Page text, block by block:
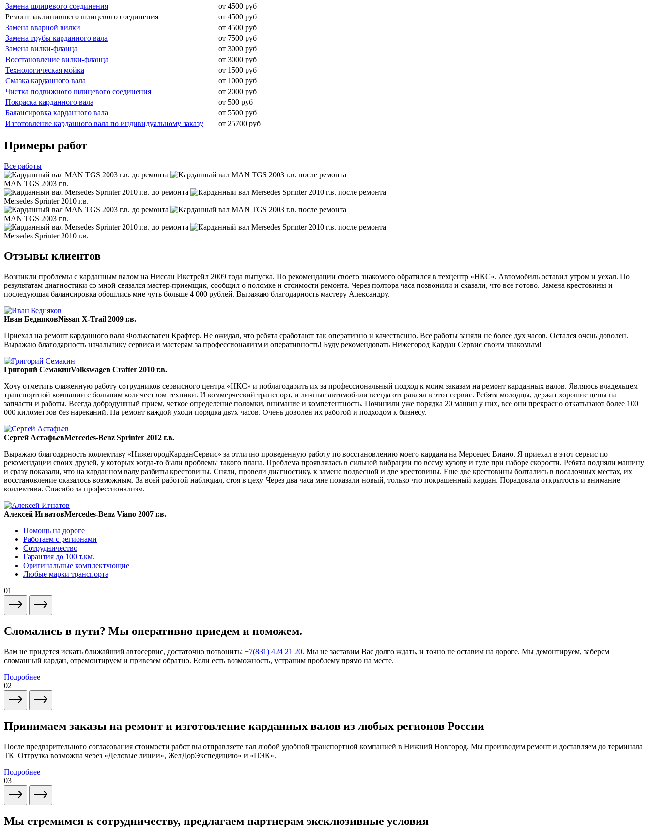
Замена шлицевого соединения
от 4500 руб
Ремонт заклинившего шлицевого соединения
от 4500 руб
Замена вварной вилки
от 4500 руб
Замена трубы карданного вала
от 7500 руб
Замена вилки-фланца
от 3000 руб
Восстановление вилки-фланца
от 3000 руб
Технологическая мойка
от 1500 руб
Смазка карданного вала
от 1000 руб
Чистка подвижного шлицевого соединения
от 2000 руб
Покраска карданного вала
от 500 руб
Балансировка карданного вала
от 5500 руб
Изготовление карданного вала по индивидуальному заказу
от 25700 руб
Примеры работ
Все работы
MAN TGS 2003 г.в.
Mersedes Sprinter 2010 г.в.
MAN TGS 2003 г.в.
Mersedes Sprinter 2010 г.в.
Отзывы клиентов
Возникли проблемы с карданным валом на Ниссан Икстрейл 2009 года выпуска. По рекомендации своего знакомого обратился в техцентр «НКС». Автомобиль оставил утром и уехал. По
результатам диагностики со мной связался мастер-приемщик, сообщил о поломке и стоимости ремонта. Через полтора часа позвонили и сказали, что все готово. Замена крестовины и
последующая балансировка обошлись мне чуть больше 4 000 рублей. Выражаю благодарность мастеру Александру.
Иван БедняковNissan X-Trail 2009 г.в.
Приехал на ремонт карданного вала Фольксваген Крафтер. Не ожидал, что ребята сработают так оперативно и качественно. Все работы заняли не более дух часов. Остался очень доволен.
Выражаю благодарность начальнику сервиса и мастерам за профессионализм и оперативность! Буду рекомендовать Нижегород Кардан Сервис своим знакомым!
Григорий СемакинVolkswagen Crafter 2010 г.в.
Хочу отметить слаженную работу сотрудников сервисного центра «НКС» и поблагодарить их за профессиональный подход к моим заказам на ремонт карданных валов. Являюсь владельцем
транспортной компании с большим количеством техники. И коммерческий транспорт, и личные автомобили всегда отправлял в этот сервис. Ребята молодцы, держат хорошие цены на
запчасти и работы. Всегда добродушный прием, четкое определение поломки, внимание и компетентность. Починили уже порядка 20 машин у них, все они прекрасно откатывают более 100
000 километров без нареканий. На ремонт каждой уходи порядка двух часов. Очень доволен их работой и подходом к бизнесу.
Сергей АстафьевMercedes-Benz Sprinter 2012 г.в.
Выражаю благодарность коллективу «НижегородКарданСервис» за отлично проведенную работу по восстановлению моего кардана на Мерседес Виано. Я приехал в этот сервис по
рекомендации своих друзей, у которых когда-то были проблемы такого плана. Проблема проявлялась в сильной вибрации по всему кузову и гуле при наборе скорости. Ребята подняли машину
и сразу показали, что на карданном валу разбиты крестовины. Сняли, провели диагностику, к замене подвесной и две крестовины. Еще две крестовины болтались в посадочных местах, их
восстановление оказалось возможным. За всей работой наблюдал, стоя в цеху. Через два часа мне показали новый, только что покрашенный кардан. Порадовала открытость и внимание
коллектива. Спасибо за профессионализм.
Алексей ИгнатовMercedes-Benz Viano 2007 г.в.
Помощь на дороге
Работаем с регионами
Сотрудничество
Гарантия до 100 т.км.
Оригинальные комплектующие
Любые марки транспорта
01
Сломались в пути? Мы оперативно приедем и поможем.
Вам не придется искать ближайший автосервис, достаточно позвонить: +7(831) 424 21 20. Мы не заставим Вас долго ждать, и точно не оставим на дороге. Мы демонтируем, заберем
сломанный кардан, отремонтируем и привезем обратно. Если есть возможность, устраним проблему прямо на месте.
Подробнее
02
Принимаем заказы на ремонт и изготовление карданных валов из любых регионов России
После предварительного согласования стоимости работ вы отправляете вал любой удобной транспортной компанией в Нижний Новгород. Мы производим ремонт и доставляем до терминала
ТК. Отгрузка возможна через «Деловые линии», ЖелДорЭкспедицию» и «ПЭК».
Подробнее
03
Мы стремимся к сотрудничеству, предлагаем партнерам эксклюзивные условия